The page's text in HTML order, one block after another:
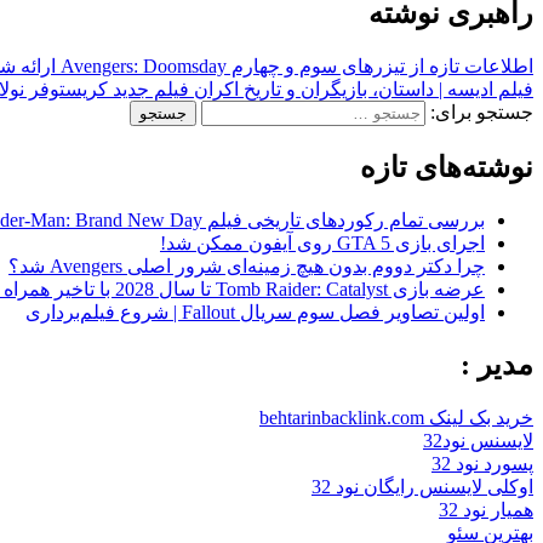
راهبری نوشته
اطلاعات تازه از تیزرهای سوم و چهارم Avengers: Doomsday ارائه شد
فیلم ادیسه | داستان، بازیگران و تاریخ اکران فیلم جدید کریستوفر
جستجو برای:
نوشته‌های تازه
بررسی تمام رکوردهای تاریخی فیلم Spider-Man: Brand New Day در گیشه
اجرای بازی GTA 5 روی آیفون ممکن شد!
چرا دکتر دووم بدون هیچ زمینه‌ای شرور اصلی Avengers شد؟
عرضه بازی Tomb Raider: Catalyst تا سال 2028 با تاخیر همراه شد
اولین تصاویر فصل سوم سریال Fallout | شروع فیلم‌برداری
مدیر :
خرید بک لینک behtarinbacklink.com
لایسنس نود32
پسورد نود 32
اوکلی لایسنس رایگان نود 32
همیار نود 32
بهترین سئو